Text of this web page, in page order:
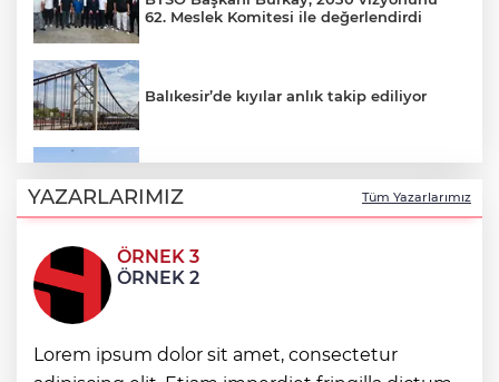
62. Meslek Komitesi ile değerlendirdi
Balıkesir’de kıyılar anlık takip ediliyor
bireylere yaz tatili sunuyor
Trabzonspor'a büyük destek
Eskişehir'de kırsal mahallelere yeni su
depoları
YAZARLARIMIZ Tüm Yazarlarımız
ÖRNEK 3
ÖRNEK 2
Lorem ipsum dolor sit amet, consectetur